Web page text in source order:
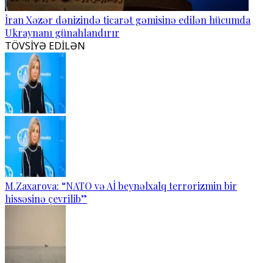
İran Xəzər dənizində ticarət gəmisinə edilən hücumda
Ukraynanı günahlandırır
TÖVSİYƏ EDİLƏN
M.Zaxarova: “NATO və Aİ beynəlxalq terrorizmin bir
hissəsinə çevrilib”